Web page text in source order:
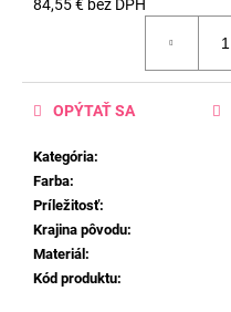
84,55 € bez DPH
Kategória:
Farba:
Príležitosť:
Krajina pôvodu:
Materiál :
Kód produktu:
OPÝTAŤ SA